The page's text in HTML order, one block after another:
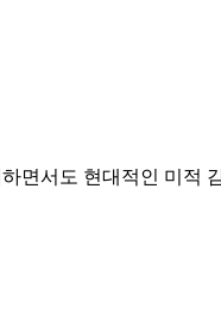
면서도 현대적인 미적